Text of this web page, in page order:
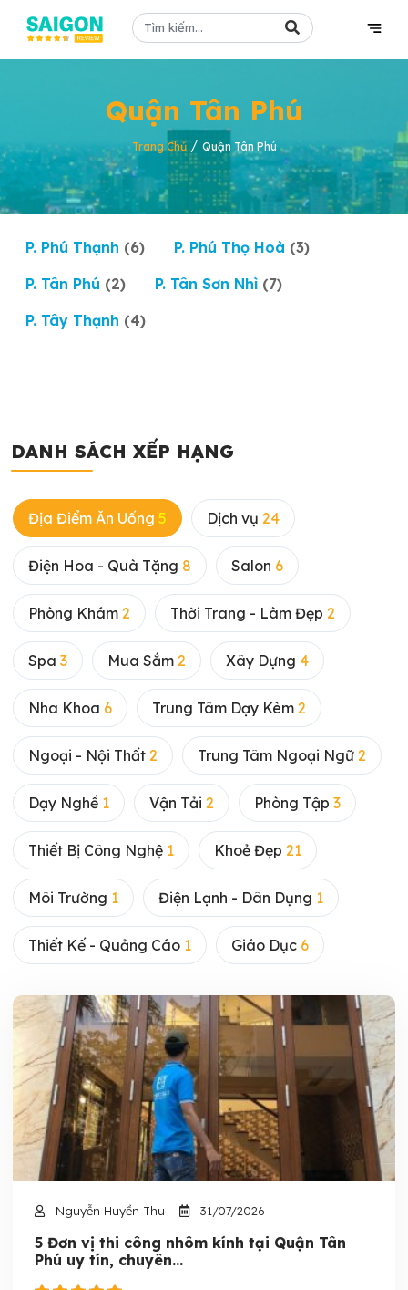
Quận Tân Phú
Trang Chủ/ Quận Tân Phú
P. Phú Thạnh (6) P. Phú Thọ Hoà (3)
P. Tân Phú (2) P. Tân Sơn Nhì (7)
P. Tây Thạnh (4)
DANH SÁCH XẾP HẠNG
Địa Điểm Ăn Uống 5 Dịch vụ 24
Điện Hoa - Quà Tặng 8 Salon 6
Phòng Khám 2 Thời Trang - Làm Đẹp 2
Spa 3 Mua Sắm 2 Xây Dựng 4
Nha Khoa 6 Trung Tâm Dạy Kèm 2
Ngoại - Nội Thất 2 Trung Tâm Ngoại Ngữ 2
Dạy Nghề 1 Vận Tải 2 Phòng Tập 3
Thiết Bị Công Nghệ 1 Khoẻ Đẹp 21
Môi Trường 1 Điện Lạnh - Dân Dụng 1
Thiết Kế - Quảng Cáo 1 Giáo Dục 6
Nguyễn Huyền Thu 31/07/2026
5 Đơn vị thi công nhôm kính tại Quận Tân
Phú uy tín, chuyên...